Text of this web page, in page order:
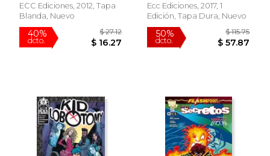
15%
dcto. $ 15.29
40%
dcto. $
ECC Ediciones, 2012, Tapa
Blanda, Nuevo
Ecc Ediciones, 2017, 1
Edición, Tapa Dura, Nuevo